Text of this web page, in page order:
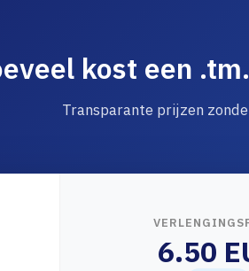
kost een
Transparante prijzen
6.50